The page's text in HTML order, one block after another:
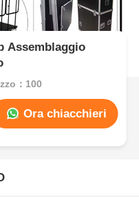
Assemblaggio
：100
Ora chiacchieri